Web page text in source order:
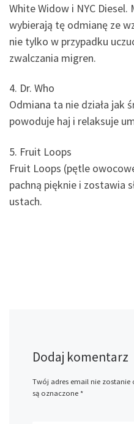
White Widow i NYC Diesel.
wybierają tę odmianę ze
nie tylko w przypadku
zwalczania migren.
4. Dr. Who
Odmiana ta nie działa jak
powoduje haj i relaksuje
5. Fruit Loops
Fruit Loops (pętle
pachną pięknie i zostawia
ustach.
Dodaj komentarz
Twój adres email nie zostanie
są oznaczone *